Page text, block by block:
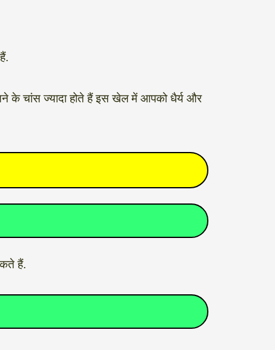
चांस ज्यादा होते हैं इस खेल में आपको धैर्य और
हैं.